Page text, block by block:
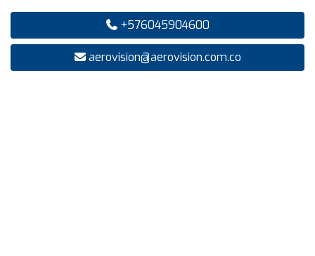
+576045904600
aerovision@aerovision.com.co